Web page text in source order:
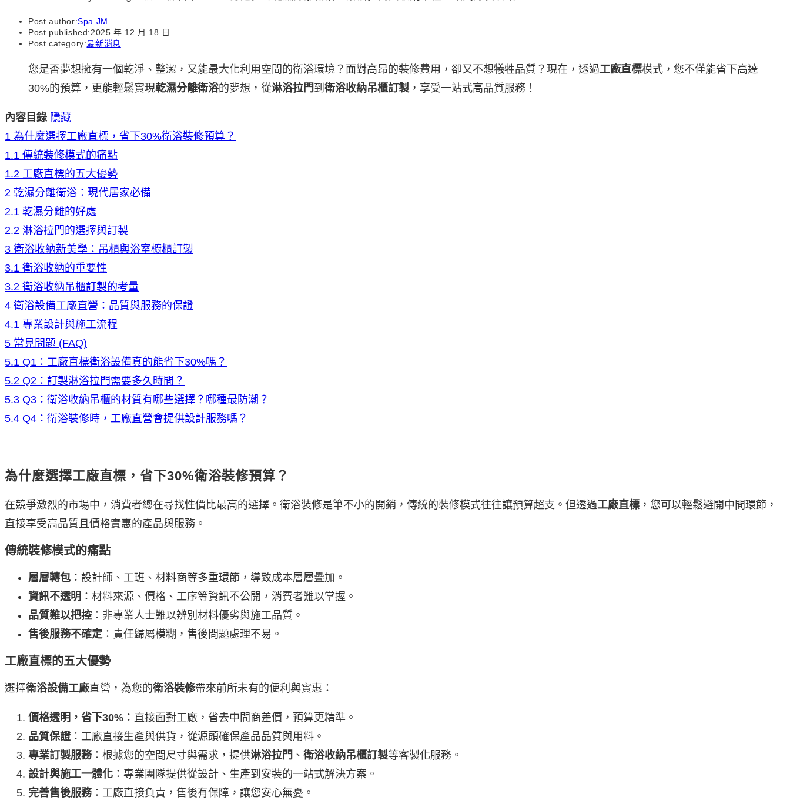
Post author:Spa JM
Post published:2025 年 12 月 18 日
Post category:最新消息
您是否夢想擁有一個乾淨、整潔，又能最大化利用空間的衛浴環境？面對高昂的裝修費用，卻又不想犧牲品質？現在，透過工廠直標模式，您不僅能省下高達
30%的預算，更能輕鬆實現乾濕分離衛浴的夢想，從淋浴拉門 到 衛浴收納吊櫃訂製 ，享受一站式高品質服務！
內容目錄 隱藏
1 為什麼選擇工廠直標，省下30%衛浴裝修預算？
1.1 傳統裝修模式的痛點
1.2 工廠直標的五大優勢
2 乾濕分離衛浴：現代居家必備
2.1 乾濕分離的好處
2.2 淋浴拉門的選擇與訂製
3 衛浴收納新美學：吊櫃與浴室櫥櫃訂製
3.1 衛浴收納的重要性
3.2 衛浴收納吊櫃訂製的考量
4 衛浴設備工廠直營：品質與服務的保證
4.1 專業設計與施工流程
5 常見問題 (FAQ)
5.1 Q1：工廠直標衛浴設備真的能省下30%嗎？
5.2 Q2：訂製淋浴拉門需要多久時間？
5.3 Q3：衛浴收納吊櫃的材質有哪些選擇？哪種最防潮？
5.4 Q4：衛浴裝修時，工廠直營會提供設計服務嗎？
為什麼選擇工廠直標，省下30%衛浴裝修預算？
在競爭激烈的市場中，消費者總在尋找性價比最高的選擇。衛浴裝修是筆不小的開銷，傳統的裝修模式往往讓預算超支。但透過工廠直標 ，您可以輕鬆避開中間環節，
直接享受高品質且價格實惠的產品與服務。
傳統裝修模式的痛點
層層轉包 ：設計師、工班、材料商等多重環節，導致成本層層疊加。
資訊不透明 ：材料來源、價格、工序等資訊不公開，消費者難以掌握。
品質難以把控 ：非專業人士難以辨別材料優劣與施工品質。
售後服務不確定 ：責任歸屬模糊，售後問題處理不易。
工廠直標的五大優勢
選擇衛浴設備工廠直營，為您的衛浴裝修帶來前所未有的便利與實惠：
價格透明，省下30% ：直接面對工廠，省去中間商差價，預算更精準。
品質保證：工廠直接生產與供貨，從源頭確保產品品質與用料。
專業訂製服務：根據您的空間尺寸與需求，提供淋浴拉門 、 衛浴收納吊櫃訂製等客製化服務。
設計與施工一體化 ：專業團隊提供從設計、生產到安裝的一站式解決方案。
完善售後服務：工廠直接負責，售後有保障，讓您安心無憂。